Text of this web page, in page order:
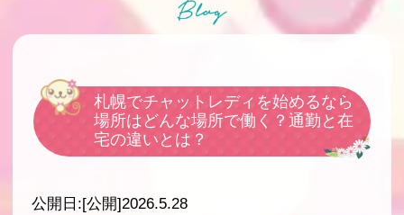
札幌でチャットレディを始めるなら
場所はどんな場所で働く？通勤と在
宅の違いとは？
公開日:[公開]2026.5.28